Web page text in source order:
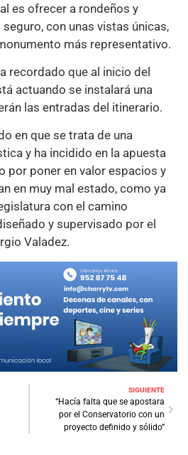
es ofrecer a rondeños y
con unas vistas únicas,
más representativo.
recordado que al inicio del
actuando se instalará una
las entradas del itinerario.
en que se trata de una
y ha incidido en la apuesta
por poner en valor espacios y
en muy mal estado, como ya
con el camino
y supervisado por el
Valadez.
SIGUIENTE
“Hacía falta que se apostara
por el Conservatorio con un
proyecto definido y sólido”